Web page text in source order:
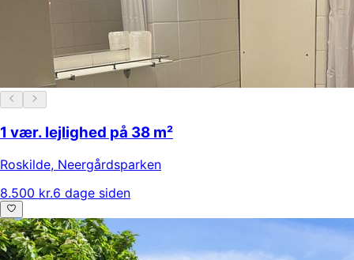
1 vær. lejlighed på 38 m²
Roskilde, Neergårdsparken
8.500 kr.6 dage siden